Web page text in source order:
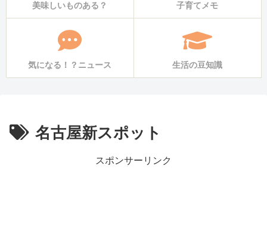
美味しいものある？ 子育てメモ
気になる！？ニュース 生活の豆知識
名古屋新スポット
スポンサーリンク